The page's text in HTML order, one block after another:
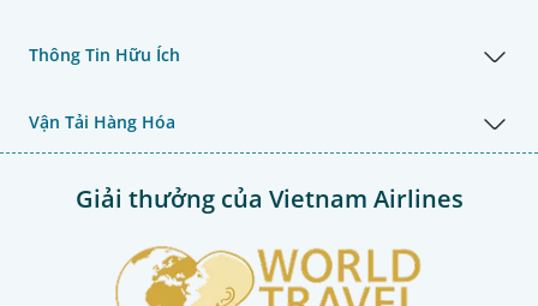
Thông Tin Hữu Ích
Vận Tải Hàng Hóa
Giải thưởng của Vietnam Airlines